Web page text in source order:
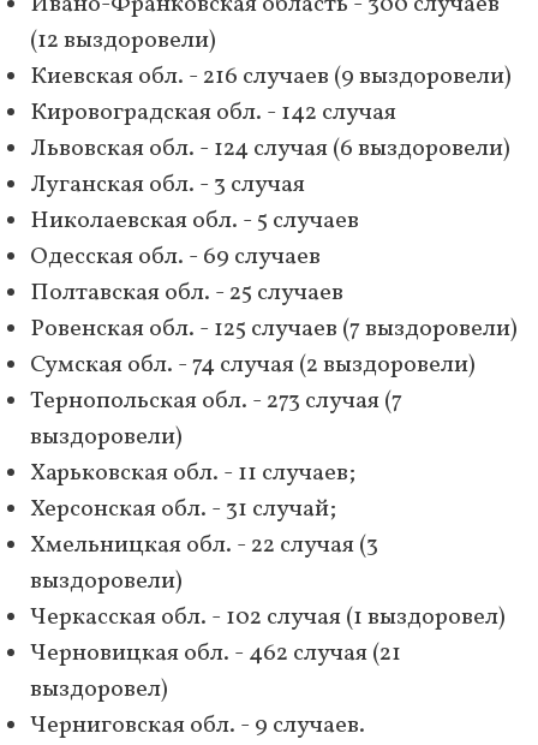
(12 выздоровели)
Киевская обл. - 216 случаев (9 выздоровели)
Кировоградская обл. - 142 случая
Львовская обл. - 124 случая (6 выздоровели)
Луганская обл. - 3 случая
Николаевская обл. - 5 случаев
Одесская обл. - 69 случаев
Полтавская обл. - 25 случаев
Ровенская обл. - 125 случаев (7 выздоровели)
Сумская обл. - 74 случая (2 выздоровели)
Тернопольская обл. - 273 случая (7
выздоровели)
Харьковская обл. - 11 случаев;
Херсонская обл. - 31 случай;
Хмельницкая обл. - 22 случая (3
выздоровели)
Черкасская обл. - 102 случая (1 выздоровел)
Черновицкая обл. - 462 случая (21
выздоровел)
Черниговская обл. - 9 случаев.